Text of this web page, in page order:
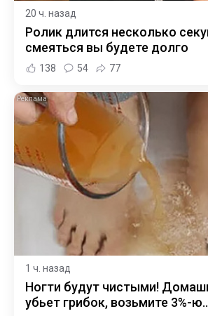
20 ч. назад
Ролик длится несколько
смеяться вы будете долго
138 54 77
1 ч. назад
Ногти будут чистыми!
убьет грибок, возьмите 3%-